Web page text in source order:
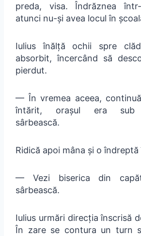
preda, visa. Îndrăznea
atunci nu-și avea locul în
Iulius înălță ochii spre
absorbit, încercând să
pierdut.
— În vremea aceea,
întărit, orașul era sub
sârbească.
Ridică apoi mâna și o
— Vezi biserica din
sârbească.
Iulius urmări direcția înscrisă
În zare se contura un turn